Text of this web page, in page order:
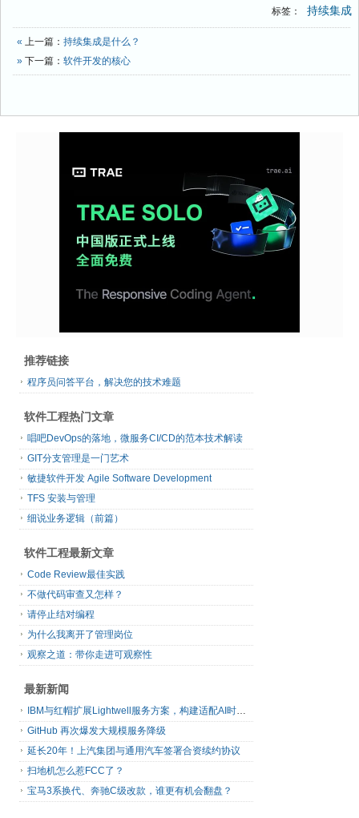
标签： 持续集成
« 上一篇： 持续集成是什么？
» 下一篇： 软件开发的核心
推荐链接
程序员问答平台，解决您的技术难题
软件工程热门文章
唱吧DevOps的落地，微服务CI/CD的范本技术解读
GIT分支管理是一门艺术
敏捷软件开发 Agile Software Development
TFS 安装与管理
细说业务逻辑（前篇）
软件工程最新文章
Code Review最佳实践
不做代码审查又怎样？
请停止结对编程
为什么我离开了管理岗位
观察之道：带你走进可观察性
最新新闻
IBM与红帽扩展Lightwell服务方案，构建适配AI时代开源生态的可信基础设施
GitHub 再次爆发大规模服务降级
延长20年！上汽集团与通用汽车签署合资续约协议
扫地机怎么惹FCC了？
宝马3系换代、奔驰C级改款，谁更有机会翻盘？